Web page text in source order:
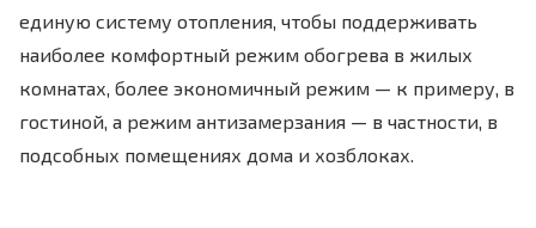
единую систему отопления, чтобы поддерживать
наиболее комфортный режим обогрева в жилых
комнатах, более экономичный режим — к примеру, в
гостиной, а режим антизамерзания — в частности, в
подсобных помещениях дома и хозблоках.